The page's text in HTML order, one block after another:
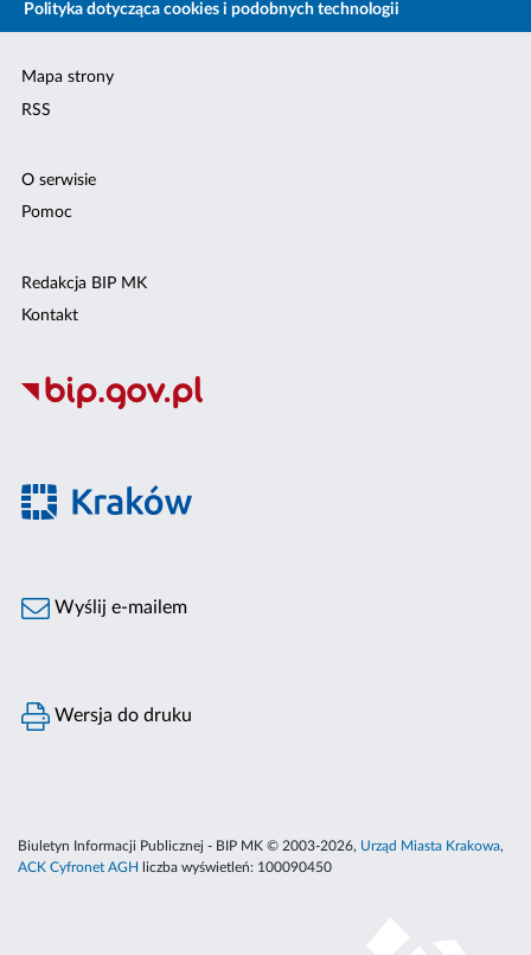
Polityka dotycząca cookies i podobnych technologii
Mapa strony
RSS
O serwisie
Pomoc
Redakcja BIP MK
Kontakt
Wyślij e-mailem
Wersja do druku
Biuletyn Informacji Publicznej - BIP MK © 2003-2026, Urząd Miasta Krakowa,
ACK Cyfronet AGH
liczba wyświetleń: 100090450